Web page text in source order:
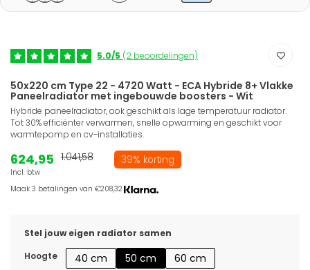
5.0/5 (2 beoordelingen)
50x220 cm Type 22 - 4720 Watt - ECA Hybride 8+ Vlakke
Paneelradiator met ingebouwde boosters - Wit
Hybride paneelradiator, ook geschikt als lage temperatuur radiator.
Tot 30% efficiënter verwarmen, snelle opwarming en geschikt voor
warmtepomp en cv-installaties.
624,95
Incl. btw
1.041,58 39% korting
Maak 3 betalingen van €208,32.
Stel jouw eigen radiator samen
Hoogte
40 cm 50 cm 60 cm